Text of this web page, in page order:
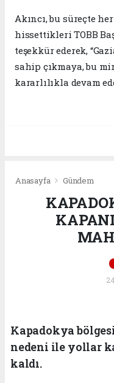
Akıncı, bu süreçte
hissettikleri TOBB
teşekkür ederek,
sahip çıkmaya, bu
kararlılıkla devam
Anasayfa Gündem
Kapadokya
nedeni ile yollar
kaldı.